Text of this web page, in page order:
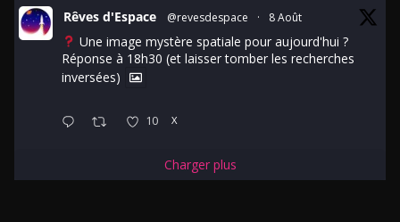
Rêves d'Espace @revesdespace · 8 Août
Une image mystère spatiale pour aujourd'hui ?
Réponse à 18h30 (et laisser tomber les recherches
inversées)
10 X
Charger plus